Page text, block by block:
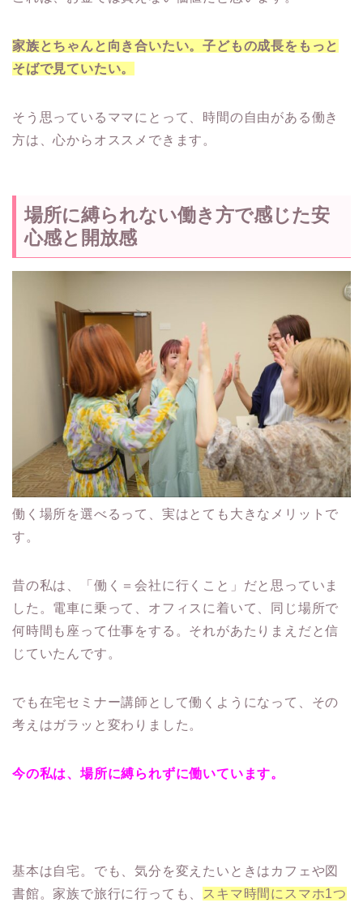
家族とちゃんと向き合いたい。子どもの成長をもっと
そばで見ていたい。
そう思っているママにとって、時間の自由がある働き
方は、心からオススメできます。
場所に縛られない働き方で感じた安
心感と開放感
働く場所を選べるって、実はとても大きなメリットで
す。
昔の私は、「働く＝会社に行くこと」だと思っていま
した。電車に乗って、オフィスに着いて、同じ場所で
何時間も座って仕事をする。それがあたりまえだと信
じていたんです。
でも在宅セミナー講師として働くようになって、その
考えはガラッと変わりました。
今の私は、場所に縛られずに働いています。
基本は自宅。でも、気分を変えたいときはカフェや図
書館。家族で旅行に行っても、
スキマ時間にスマホ1つ